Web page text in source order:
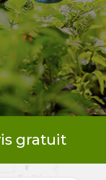
gratuit